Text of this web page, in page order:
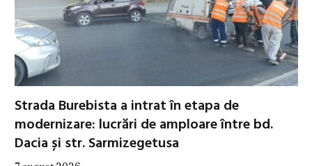
Strada Burebista a intrat în etapa de
modernizare: lucrări de amploare între bd.
Dacia și str. Sarmizegetusa